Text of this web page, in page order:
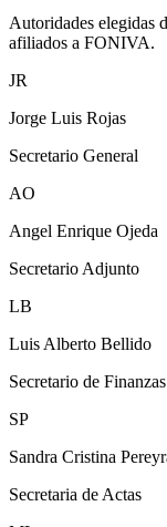
Autoridades elegidas
afiliados a FONIVA.
JR
Jorge Luis Rojas
Secretario General
AO
Angel Enrique Ojeda
Secretario Adjunto
LB
Luis Alberto Bellido
Secretario de Finanzas
SP
Sandra Cristina
Secretaria de Actas